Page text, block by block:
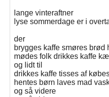
lange vinteraftner
lyse sommerdage er i
der
brygges kaffe smøres brød
mødes folk drikkes kaffe
og lidt til
drikkes kaffe tisses af
hentes børn laves mad
og så videre